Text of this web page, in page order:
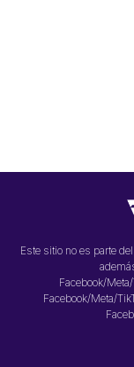
Este sitio no es parte
Facebook/
Facebook/Meta/